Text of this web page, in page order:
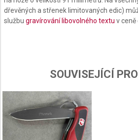
dřevěných a střenek limitovaných edic)
službu gravírování libovolného textu v ceně
SOUVISEJÍCÍ
Measure advertising performance
Use limited data to select content
IAB Special Features:
Use precise geolocation data